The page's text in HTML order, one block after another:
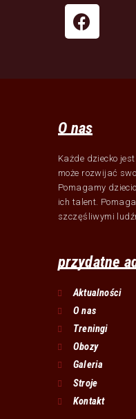
O nas
Każde dziecko
może rozwijać
Pomagamy
ich talent.
szczęśliwymi
przydatne
Aktualności
O nas
Treningi
Obozy
Galeria
Stroje
Kontakt